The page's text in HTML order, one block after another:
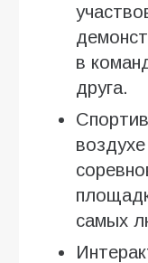
в
друга.
самых